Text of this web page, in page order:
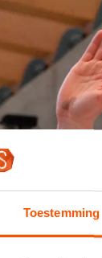
Toestemming